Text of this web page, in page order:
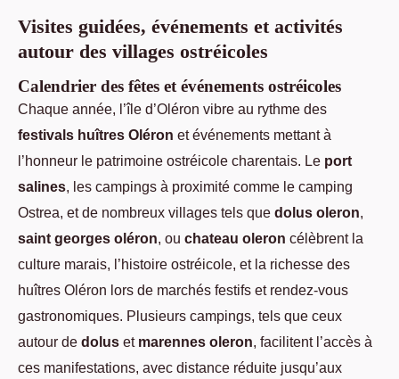
Visites guidées, événements et activités
autour des villages ostréicoles
Calendrier des fêtes et événements ostréicoles
Chaque année, l’île d’Oléron vibre au rythme des
festivals huîtres Oléron et événements mettant à
l’honneur le patrimoine ostréicole charentais. Le port
salines , les campings à proximité comme le camping
Ostrea, et de nombreux villages tels que dolus oleron
saint georges oléron , ou chateau oleron célèbrent la
culture marais, l’histoire ostréicole, et la richesse des
huîtres Oléron lors de marchés festifs et rendez-vous
gastronomiques. Plusieurs campings, tels que ceux
autour de dolus et marennes oleron , facilitent l’accès à
ces manifestations, avec distance réduite jusqu’aux